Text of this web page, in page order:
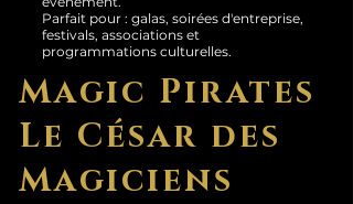
Parfait pour : galas, soirées d'entreprise,
festivals, associations et
programmations culturelles.
Magic Pirates
Le César des
Magiciens